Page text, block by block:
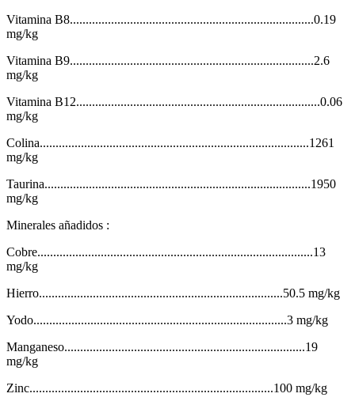
Vitamina B8.............................................................................0.19
mg/kg
Vitamina B9.............................................................................2.6
mg/kg
Vitamina B12.............................................................................0.06
mg/kg
Colina.....................................................................................1261
mg/kg
Taurina....................................................................................1950
mg/kg
Minerales añadidos :
Cobre.......................................................................................13
mg/kg
Hierro.............................................................................50.5 mg/kg
Yodo................................................................................3 mg/kg
Manganeso............................................................................19
mg/kg
Zinc.............................................................................100 mg/kg